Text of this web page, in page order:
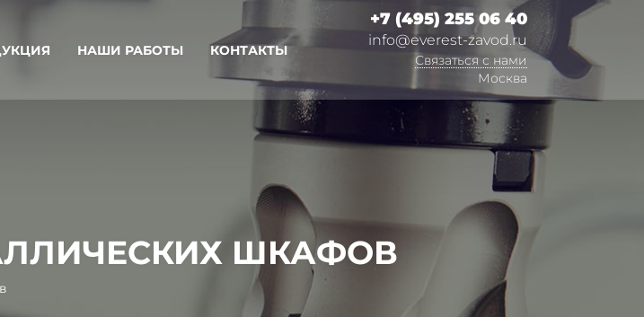
НАШИ РАБОТЫ КОНТАКТЫ
+7 (495) 255 06 40
info@everest-zavod.ru
Связаться с нами
Москва
ШКАФОВ